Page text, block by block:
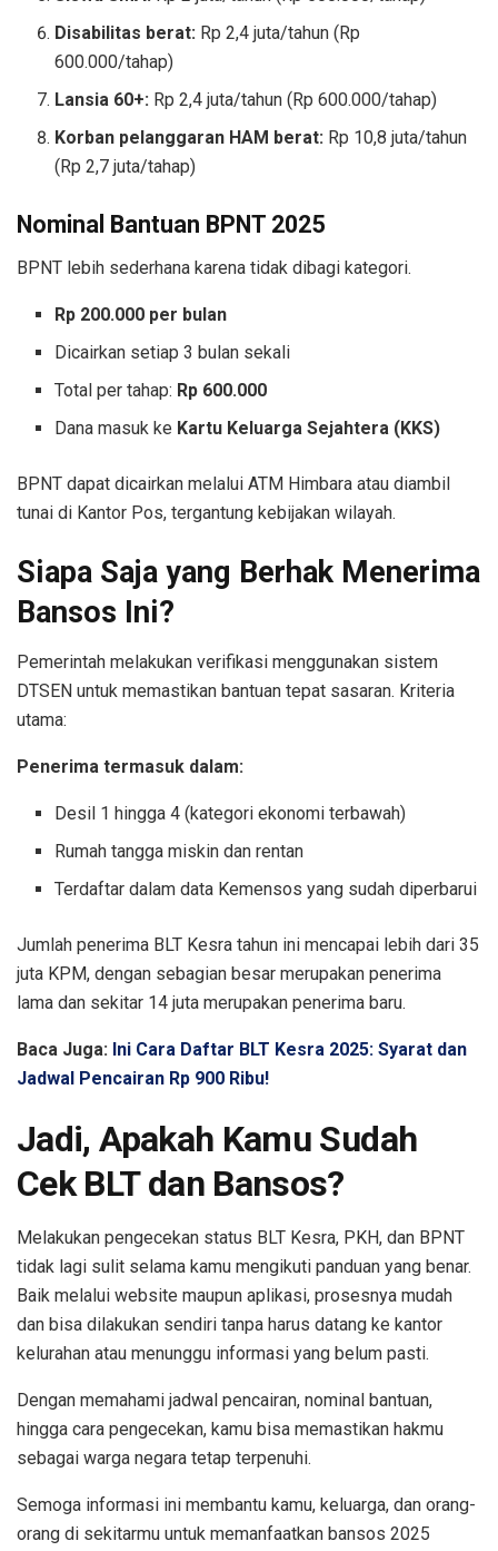
Disabilitas berat: Rp 2,4 juta/tahun (Rp
600.000/tahap)
Lansia 60+: Rp 2,4 juta/tahun (Rp 600.000/tahap)
Korban pelanggaran HAM berat: Rp 10,8 juta/tahun
(Rp 2,7 juta/tahap)
Nominal Bantuan BPNT 2025
BPNT lebih sederhana karena tidak dibagi kategori.
Rp 200.000 per bulan
Dicairkan setiap 3 bulan sekali
Total per tahap: Rp 600.000
Dana masuk ke Kartu Keluarga Sejahtera (KKS)
BPNT dapat dicairkan melalui ATM Himbara atau diambil
tunai di Kantor Pos, tergantung kebijakan wilayah.
Siapa Saja yang Berhak Menerima
Bansos Ini?
Pemerintah melakukan verifikasi menggunakan sistem
DTSEN untuk memastikan bantuan tepat sasaran. Kriteria
utama:
Penerima termasuk dalam:
Desil 1 hingga 4 (kategori ekonomi terbawah)
Rumah tangga miskin dan rentan
Terdaftar dalam data Kemensos yang sudah diperbarui
Jumlah penerima BLT Kesra tahun ini mencapai lebih dari 35
juta KPM, dengan sebagian besar merupakan penerima
lama dan sekitar 14 juta merupakan penerima baru.
Baca Juga: Ini Cara Daftar BLT Kesra 2025: Syarat dan
Jadwal Pencairan Rp 900 Ribu!
Jadi, Apakah Kamu Sudah
Cek BLT dan Bansos?
Melakukan pengecekan status BLT Kesra, PKH, dan BPNT
tidak lagi sulit selama kamu mengikuti panduan yang benar.
Baik melalui website maupun aplikasi, prosesnya mudah
dan bisa dilakukan sendiri tanpa harus datang ke kantor
kelurahan atau menunggu informasi yang belum pasti.
Dengan memahami jadwal pencairan, nominal bantuan,
hingga cara pengecekan, kamu bisa memastikan hakmu
sebagai warga negara tetap terpenuhi.
Semoga informasi ini membantu kamu, keluarga, dan orang-
orang di sekitarmu untuk memanfaatkan bansos 2025